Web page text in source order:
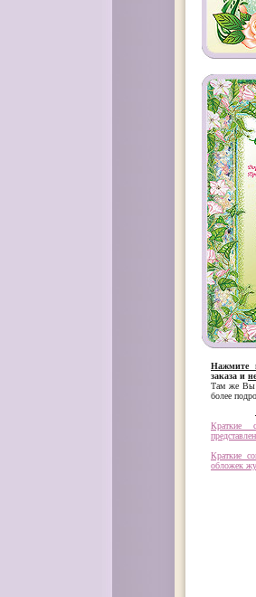
Нажмите
заказа и
Там же Вы
более
Краткие
Краткие
обложек